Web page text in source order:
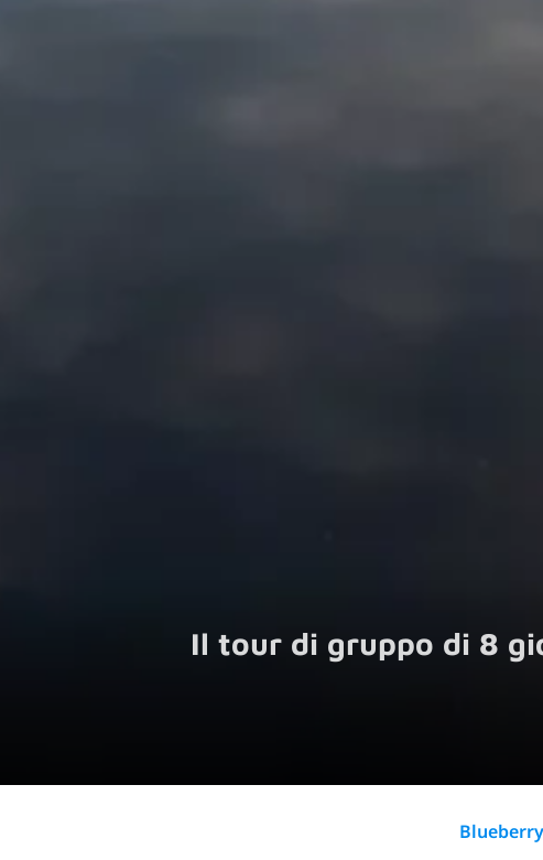
Il tour di gruppo di 8